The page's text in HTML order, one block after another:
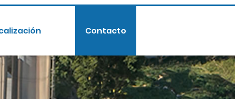
Contacto